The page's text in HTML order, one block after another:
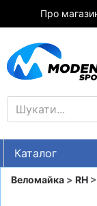
Про
Каталог
UA RU EN
Веломайка > RH